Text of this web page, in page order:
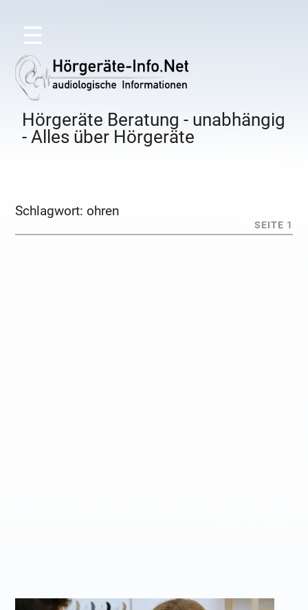
☰
Hörgeräte Beratung - unabhängig
- Alles über Hörgeräte
Schlagwort:ohren
SEITE 1